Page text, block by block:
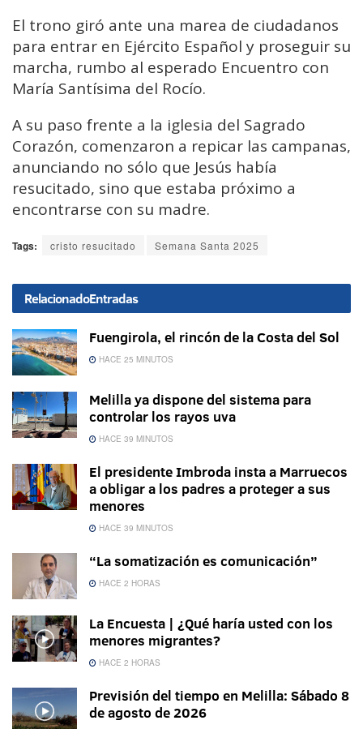
El trono giró ante una marea de ciudadanos
para entrar en Ejército Español y proseguir su
marcha, rumbo al esperado Encuentro con
María Santísima del Rocío.
A su paso frente a la iglesia del Sagrado
Corazón, comenzaron a repicar las campanas,
anunciando no sólo que Jesús había
resucitado, sino que estaba próximo a
encontrarse con su madre.
Tags: cristo resucitado Semana Santa 2025
RelacionadoEntradas
Fuengirola, el rincón de la Costa del Sol
HACE 25 MINUTOS
Melilla ya dispone del sistema para
controlar los rayos uva
HACE 39 MINUTOS
El presidente Imbroda insta a Marruecos
a obligar a los padres a proteger a sus
menores
HACE 39 MINUTOS
“La somatización es comunicación”
HACE 2 HORAS
La Encuesta | ¿Qué haría usted con los
menores migrantes?
HACE 2 HORAS
Previsión del tiempo en Melilla: Sábado 8
de agosto de 2026